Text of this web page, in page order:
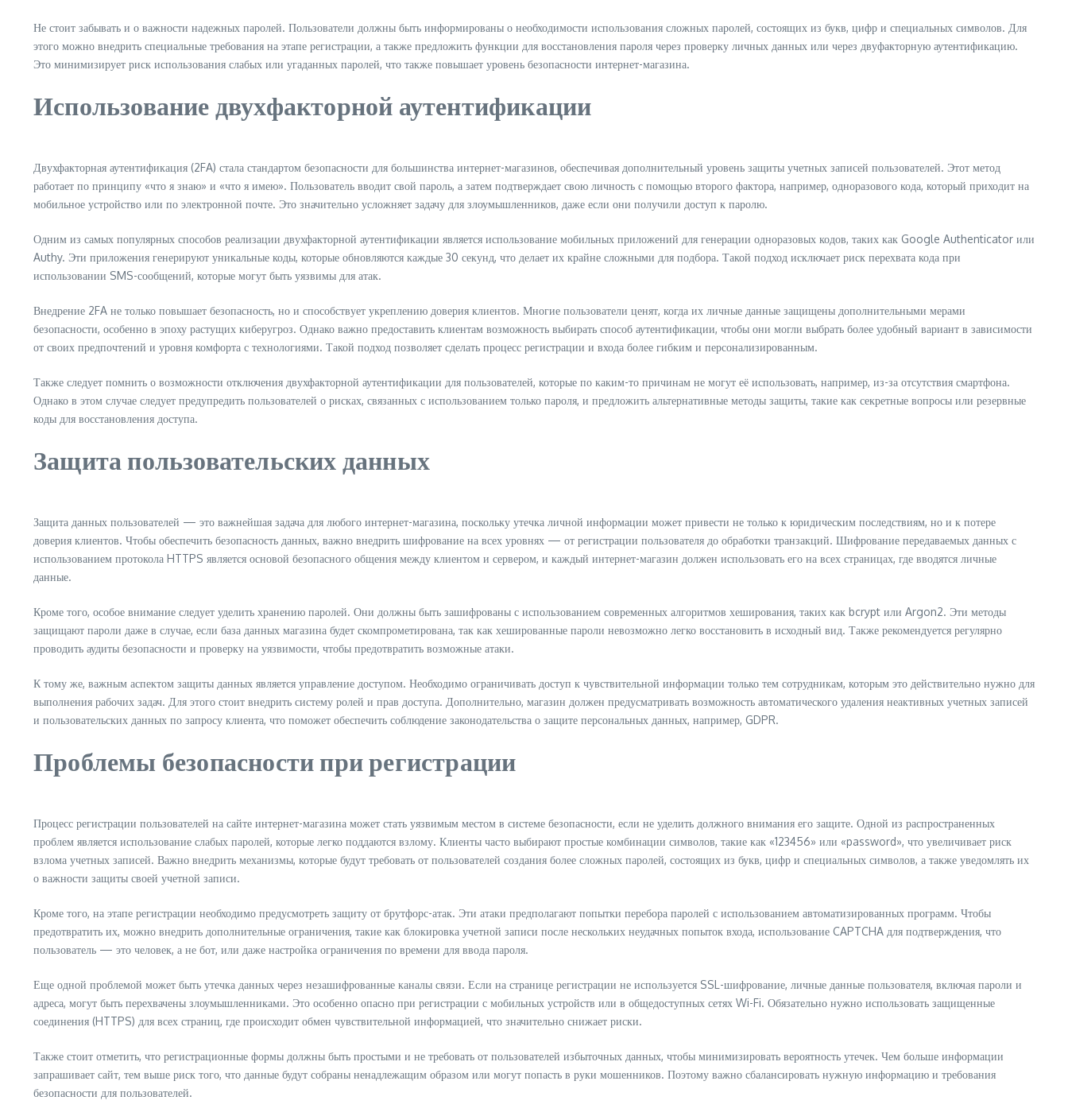
Не стоит забывать и о важности надежных паролей. Пользователи должны быть информированы о необходимости использования сложных паролей, состоящих из букв, цифр и специальных символов. Для
этого можно внедрить специальные требования на этапе регистрации, а также предложить функции для восстановления пароля через проверку личных данных или через двуфакторную аутентификацию.
Это минимизирует риск использования слабых или угаданных паролей, что также повышает уровень безопасности интернет-магазина.
Использование двухфакторной аутентификации
Двухфакторная аутентификация (2FA) стала стандартом безопасности для большинства интернет-магазинов, обеспечивая дополнительный уровень защиты учетных записей пользователей. Этот метод
работает по принципу «что я знаю» и «что я имею». Пользователь вводит свой пароль, а затем подтверждает свою личность с помощью второго фактора, например, одноразового кода, который приходит на
мобильное устройство или по электронной почте. Это значительно усложняет задачу для злоумышленников, даже если они получили доступ к паролю.
Одним из самых популярных способов реализации двухфакторной аутентификации является использование мобильных приложений для генерации одноразовых кодов, таких как Google Authenticator или
Authy. Эти приложения генерируют уникальные коды, которые обновляются каждые 30 секунд, что делает их крайне сложными для подбора. Такой подход исключает риск перехвата кода при
использовании SMS-сообщений, которые могут быть уязвимы для атак.
Внедрение 2FA не только повышает безопасность, но и способствует укреплению доверия клиентов. Многие пользователи ценят, когда их личные данные защищены дополнительными мерами
безопасности, особенно в эпоху растущих киберугроз. Однако важно предоставить клиентам возможность выбирать способ аутентификации, чтобы они могли выбрать более удобный вариант в зависимости
от своих предпочтений и уровня комфорта с технологиями. Такой подход позволяет сделать процесс регистрации и входа более гибким и персонализированным.
Также следует помнить о возможности отключения двухфакторной аутентификации для пользователей, которые по каким-то причинам не могут её использовать, например, из-за отсутствия смартфона.
Однако в этом случае следует предупредить пользователей о рисках, связанных с использованием только пароля, и предложить альтернативные методы защиты, такие как секретные вопросы или резервные
коды для восстановления доступа.
Защита пользовательских данных
Защита данных пользователей — это важнейшая задача для любого интернет-магазина, поскольку утечка личной информации может привести не только к юридическим последствиям, но и к потере
доверия клиентов. Чтобы обеспечить безопасность данных, важно внедрить шифрование на всех уровнях — от регистрации пользователя до обработки транзакций. Шифрование передаваемых данных с
использованием протокола HTTPS является основой безопасного общения между клиентом и сервером, и каждый интернет-магазин должен использовать его на всех страницах, где вводятся личные
данные.
Кроме того, особое внимание следует уделить хранению паролей. Они должны быть зашифрованы с использованием современных алгоритмов хеширования, таких как bcrypt или Argon2. Эти методы
защищают пароли даже в случае, если база данных магазина будет скомпрометирована, так как хешированные пароли невозможно легко восстановить в исходный вид. Также рекомендуется регулярно
проводить аудиты безопасности и проверку на уязвимости, чтобы предотвратить возможные атаки.
К тому же, важным аспектом защиты данных является управление доступом. Необходимо ограничивать доступ к чувствительной информации только тем сотрудникам, которым это действительно нужно для
выполнения рабочих задач. Для этого стоит внедрить систему ролей и прав доступа. Дополнительно, магазин должен предусматривать возможность автоматического удаления неактивных учетных записей
и пользовательских данных по запросу клиента, что поможет обеспечить соблюдение законодательства о защите персональных данных, например, GDPR.
Проблемы безопасности при регистрации
Процесс регистрации пользователей на сайте интернет-магазина может стать уязвимым местом в системе безопасности, если не уделить должного внимания его защите. Одной из распространенных
проблем является использование слабых паролей, которые легко поддаются взлому. Клиенты часто выбирают простые комбинации символов, такие как «123456» или «password», что увеличивает риск
взлома учетных записей. Важно внедрить механизмы, которые будут требовать от пользователей создания более сложных паролей, состоящих из букв, цифр и специальных символов, а также уведомлять их
о важности защиты своей учетной записи.
Кроме того, на этапе регистрации необходимо предусмотреть защиту от брутфорс-атак. Эти атаки предполагают попытки перебора паролей с использованием автоматизированных программ. Чтобы
предотвратить их, можно внедрить дополнительные ограничения, такие как блокировка учетной записи после нескольких неудачных попыток входа, использование CAPTCHA для подтверждения, что
пользователь — это человек, а не бот, или даже настройка ограничения по времени для ввода пароля.
Еще одной проблемой может быть утечка данных через незашифрованные каналы связи. Если на странице регистрации не используется SSL-шифрование, личные данные пользователя, включая пароли и
адреса, могут быть перехвачены злоумышленниками. Это особенно опасно при регистрации с мобильных устройств или в общедоступных сетях Wi-Fi. Обязательно нужно использовать защищенные
соединения (HTTPS) для всех страниц, где происходит обмен чувствительной информацией, что значительно снижает риски.
Также стоит отметить, что регистрационные формы должны быть простыми и не требовать от пользователей избыточных данных, чтобы минимизировать вероятность утечек. Чем больше информации
запрашивает сайт, тем выше риск того, что данные будут собраны ненадлежащим образом или могут попасть в руки мошенников. Поэтому важно сбалансировать нужную информацию и требования
безопасности для пользователей.